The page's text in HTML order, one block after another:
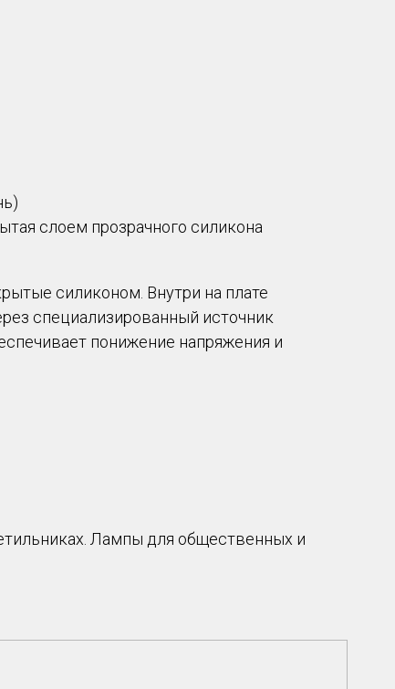
слоем прозрачного силикона
силиконом. Внутри на плате
специализированный источник
понижение напряжения и
Лампы для общественных и